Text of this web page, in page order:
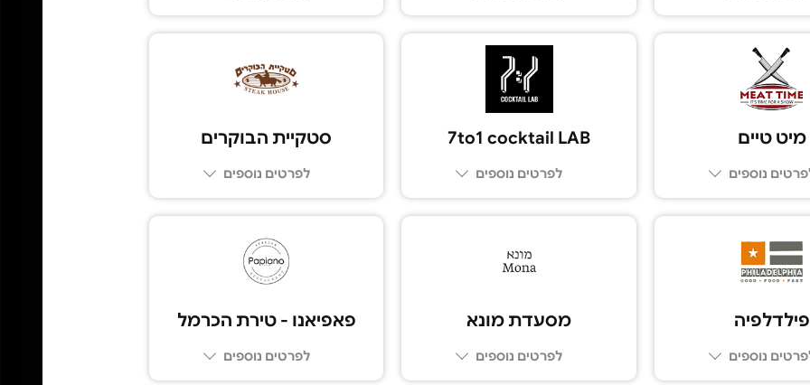
מיט טיים
נוספים
7to1 cocktail LAB
לפרטים נוספים
סטקיית הבוקרים
לפרטים נוספים
פילדלפיה
נוספים
מסעדת מונא
לפרטים נוספים
פאפיאנו - טירת הכרמל
לפרטים נוספים